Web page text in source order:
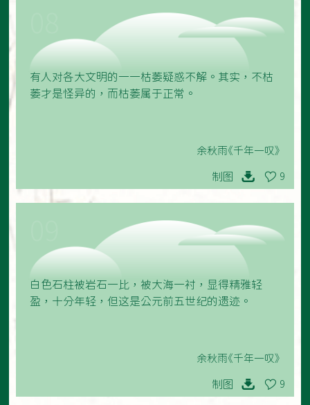
有人对各大文明的一一枯萎疑惑不解。其实，不枯
萎才是怪异的，而枯萎属于正常。
余秋雨《千年一叹》
制图 9
白色石柱被岩石一比，被大海一衬，显得精雅轻
盈，十分年轻，但这是公元前五世纪的遗迹。
余秋雨《千年一叹》
制图 9